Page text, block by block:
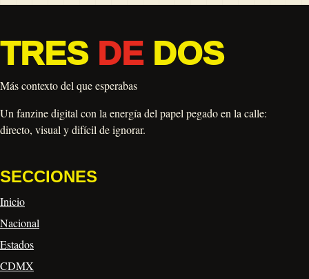
TRES DEDOS
Más contexto del que esperabas
Un fanzine digital con la energía del papel pegado en la calle:
directo, visual y difícil de ignorar.
SECCIONES
Inicio
Nacional
Estados
CDMX